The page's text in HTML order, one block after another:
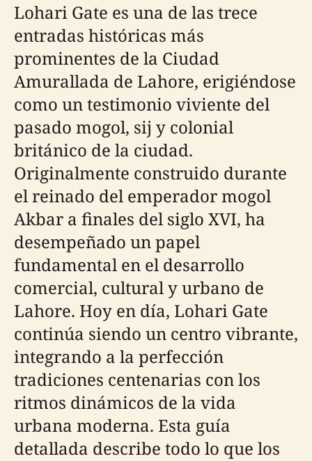
Lohari Gate es una de las trece
entradas históricas más
prominentes de la Ciudad
Amurallada de Lahore, erigiéndose
como un testimonio viviente del
pasado mogol, sij y colonial
británico de la ciudad.
Originalmente construido durante
el reinado del emperador mogol
Akbar a finales del siglo XVI, ha
desempeñado un papel
fundamental en el desarrollo
comercial, cultural y urbano de
Lahore. Hoy en día, Lohari Gate
continúa siendo un centro vibrante,
integrando a la perfección
tradiciones centenarias con los
ritmos dinámicos de la vida
urbana moderna. Esta guía
detallada describe todo lo que los